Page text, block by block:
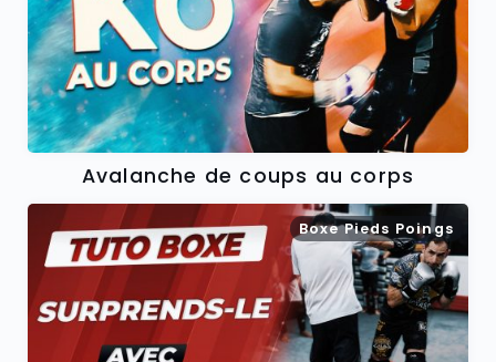
Avalanche de coups au corps
Boxe Pieds Poings